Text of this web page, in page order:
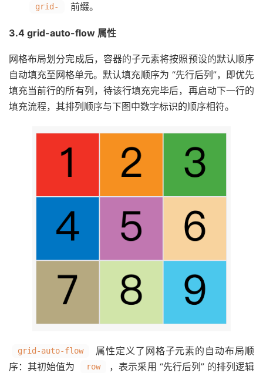
grid- 前缀。
3.4 grid-auto-flow 属性
网格布局划分完成后，容器的子元素将按照预设的默认顺序
自动填充至网格单元。默认填充顺序为 “先行后列”，即优先
填充当前行的所有列，待该行填充完毕后，再启动下一行的
填充流程，其排列顺序与下图中数字标识的顺序相符。
grid-auto-flow
属性定义了网格子元素的自动布局顺
序：其初始值为
row
，表示采用 “先行后列” 的排列逻辑